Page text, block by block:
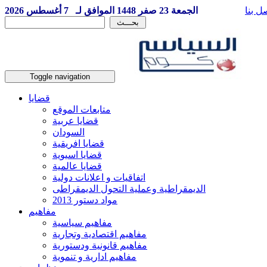
بنا الجمعة 23 صفر 1448 الموافق لـ 7 أغسطس 2026
Toggle navigation
قضايا
متابعات الموقع
قضايا عربية
السودان
قضايا افريقية
قضايا اسيوية
قضايا عالمية
اتفاقيات و اعلانات دولية
الديمقراطية وعملية التحول الديمقراطى
مواد دستور 2013
مفاهيم
مفاهيم سياسية
مفاهيم اقتصادية وتجارية
مفاهيم قانونية ودستورية
مفاهيم ادارية و تنموية